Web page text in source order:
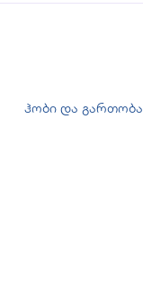
ჰობი და გართობა